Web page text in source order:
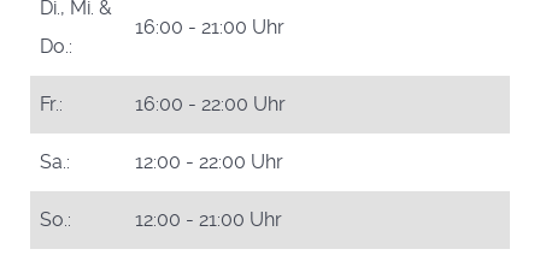
Di., Mi. &
Do.:
16:00 - 21:00 Uhr
Fr.: 16:00 - 22:00 Uhr
Sa.: 12:00 - 22:00 Uhr
So.: 12:00 - 21:00 Uhr